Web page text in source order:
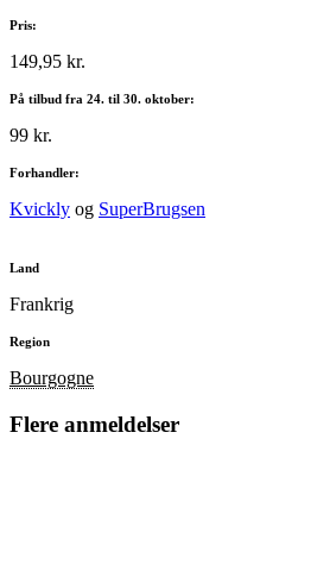
Pris:
149,95 kr.
På tilbud fra 24. til 30. oktober:
99 kr.
Forhandler:
Kvickly og SuperBrugsen
Land
Frankrig
Region
Bourgogne
Flere anmeldelser